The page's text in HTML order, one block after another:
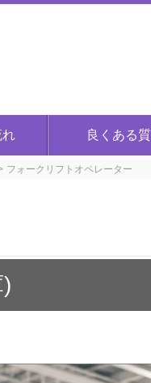
れ 良くある
フォークリフトオペレーター